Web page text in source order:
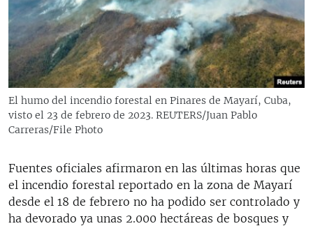
RADIO MARTÍ
ESPECIALES
ESPECIALES
LA REALIDAD DE LA VIVIENDA EN CUBA
SER VIEJO EN CUBA
LOS SANTOS DE HIALEAH
DESINFORMACIÓN RUSA EN AMÉRICA LATINA
LA INVASIÓN DE RUSIA A UCRANIA
MULTIMEDIA
EDITORIALES
SÍGUENOS
El humo del incendio forestal en Pinares de Mayarí, Cuba,
visto el 23 de febrero de 2023. REUTERS/Juan Pablo
Carreras/File Photo
Fuentes oficiales afirmaron en las últimas horas que
el incendio forestal reportado en la zona de Mayarí
desde el 18 de febrero no ha podido ser controlado y
ha devorado ya unas 2.000 hectáreas de bosques y